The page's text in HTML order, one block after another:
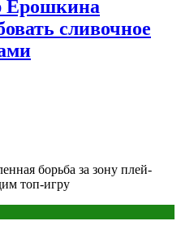
Ерошкина
сливочное
борьба за зону плей-
топ-игру